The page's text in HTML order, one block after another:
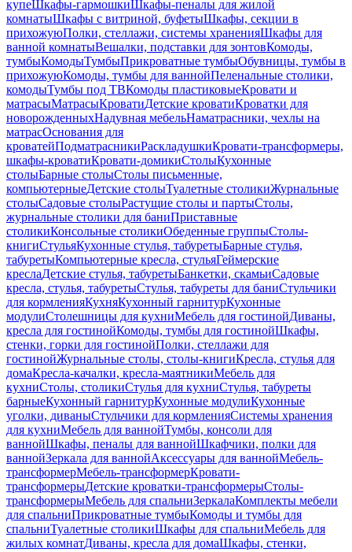
купеШкафы-гармошкиШкафы-пеналы для жилой
комнатыШкафы с витриной, буфетыШкафы, секции в
прихожуюПолки, стеллажи, системы храненияШкафы для
ванной комнатыВешалки, подставки для зонтовКомоды,
тумбыКомодыТумбыПрикроватные тумбыОбувницы, тумбы в
прихожуюКомоды, тумбы для ваннойПеленальные столики,
комодыТумбы под ТВКомоды пластиковыеКровати и
матрасыМатрасыКроватиДетские кроватиКроватки для
новорожденныхНадувная мебельНаматрасники, чехлы на
матрасОснования для
кроватейПодматрасникиРаскладушкиКровати-трансформеры,
шкафы-кроватиКровати-домикиСтолыКухонные
столыБарные столыСтолы письменные,
компьютерныеДетские столыТуалетные столикиЖурнальные
столыСадовые столыРастущие столы и партыСтолы,
журнальные столики для баниПриставные
столикиКонсольные столикиОбеденные группыСтолы-
книгиСтульяКухонные стулья, табуретыБарные стулья,
табуретыКомпьютерные кресла, стульяГеймерские
креслаДетские стулья, табуретыБанкетки, скамьиСадовые
кресла, стулья, табуретыСтулья, табуреты для баниСтульчики
для кормленияКухняКухонный гарнитурКухонные
модулиСтолешницы для кухниМебель для гостинойДиваны,
кресла для гостинойКомоды, тумбы для гостинойШкафы,
стенки, горки для гостинойПолки, стеллажи для
гостинойЖурнальные столы, столы-книгиКресла, стулья для
домаКресла-качалки, кресла-маятникиМебель для
кухниСтолы, столикиСтулья для кухниСтулья, табуреты
барныеКухонный гарнитурКухонные модулиКухонные
уголки, диваныСтульчики для кормленияСистемы хранения
для кухниМебель для ваннойТумбы, консоли для
ваннойШкафы, пеналы для ваннойШкафчики, полки для
ваннойЗеркала для ваннойАксессуары для ваннойМебель-
трансформерМебель-трансформерКровати-
трансформерыДетские кроватки-трансформерыСтолы-
трансформерыМебель для спальниЗеркалаКомплекты мебели
для спальниПрикроватные тумбыКомоды и тумбы для
спальниТуалетные столикиШкафы для спальниМебель для
жилых комнатДиваны, кресла для домаШкафы, стенки,